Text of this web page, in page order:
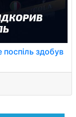
поспіль здобув